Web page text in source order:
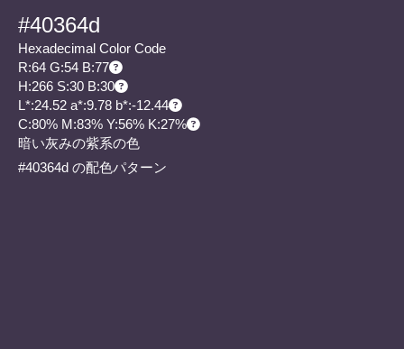
#40364d
Hexadecimal Color Code
R:64 G:54 B:77
H:266 S:30 B:30
L*:24.52 a*:9.78 b*:-12.44
C:80% M:83% Y:56% K:27%
暗い灰みの紫系の色
#40364d の配色パターン